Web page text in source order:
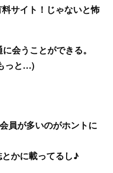
サイト！じゃないと怖
会うことができる。
っと…)
員が多いのがホントに
かに載ってるし♪